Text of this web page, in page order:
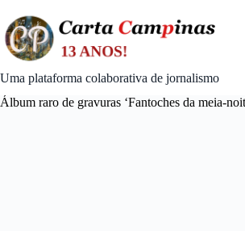
content
Uma plataforma colaborativa de jornalismo
Álbum raro de gravuras ‘Fantoches da meia-